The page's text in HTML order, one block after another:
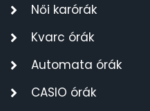
Női karórák
Kvarc órák
Automata órák
CASIO órák